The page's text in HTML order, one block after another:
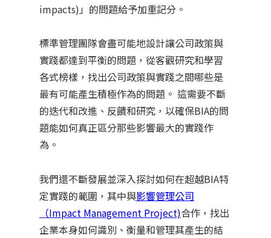
impacts)」的問題給予加重記分。
標準管理團隊會盡可能地設計讓公司政策與
實踐都達到平衡的問題，從客觀研究和學習
各式榜樣，找出公司政策與實踐之間哪些是
最有可能產生積極作為的問題。 這需要不斷
的迭代和改進、反饋和研究，以確保BIA的問
題能如何真正區分那些影響最大的實踐作
為。
我們還不斷發展並深入探討如何在超越BIA特
定實踐的範圍，其中與影響管理公司
（Impact Management Project)合作，找出
企業本身如何識別、衡量和管理其產生的結